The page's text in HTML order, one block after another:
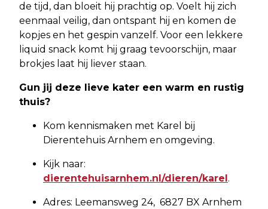
de tijd, dan bloeit hij prachtig op. Voelt hij zich
eenmaal veilig, dan ontspant hij en komen de
kopjes en het gespin vanzelf. Voor een lekkere
liquid snack komt hij graag tevoorschijn, maar
brokjes laat hij liever staan.
Gun jij deze lieve kater een warm en rustig
thuis?
Kom kennismaken met Karel bij
Dierentehuis Arnhem en omgeving.
Kijk naar:
dierentehuisarnhem.nl/dieren/karel .
Adres: Leemansweg 24, 6827 BX Arnhem